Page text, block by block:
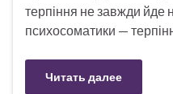
терпіння не завжди йде
психосоматики —
Читать далее